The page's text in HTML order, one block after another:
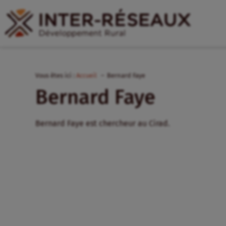
Vous êtes ici : Accueil Bernard Faye
Bernard Faye
Bernard Faye est chercheur au Cirad.